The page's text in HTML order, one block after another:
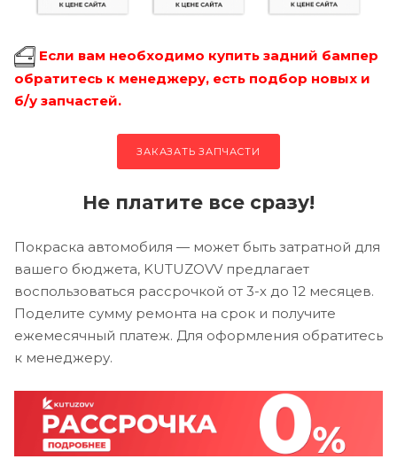
Если вам необходимо купить задний бампер
обратитесь к менеджеру, есть подбор новых и
б/у запчастей.
ЗАКАЗАТЬ ЗАПЧАСТИ
Не платите все сразу!
Покраска автомобиля — может быть затратной для
вашего бюджета, KUTUZOVV предлагает
воспользоваться рассрочкой от 3-х до 12 месяцев.
Поделите сумму ремонта на срок и получите
ежемесячный платеж. Для оформления обратитесь
к менеджеру.